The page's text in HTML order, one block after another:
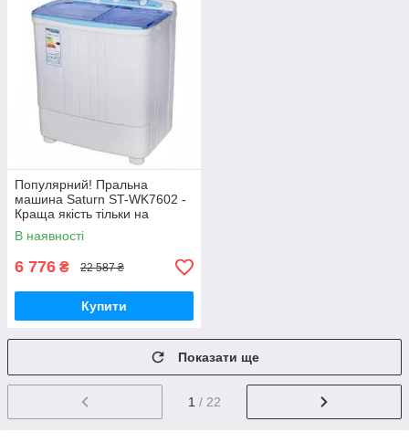
Популярний! Пральна
машина Saturn ST-WK7602 -
Краща якість тільки на
Nukleon.com.ua
В наявності
6 776 ₴ 22 587 ₴
Купити
Показати ще
1 / 22